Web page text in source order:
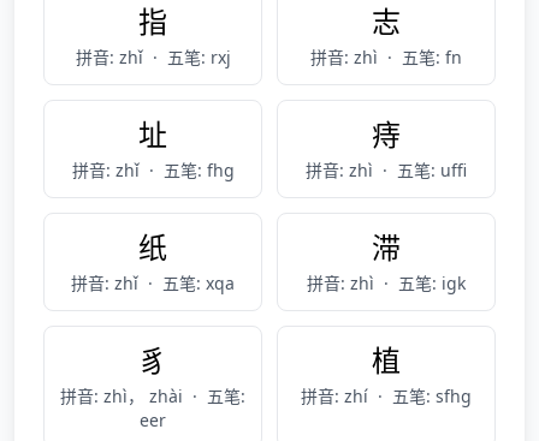
指
拼音: zhǐ · 五笔: rxj
志
拼音: zhì · 五笔: fn
址
拼音: zhǐ · 五笔: fhg
痔
拼音: zhì · 五笔: uffi
纸
拼音: zhǐ · 五笔: xqa
滞
拼音: zhì · 五笔: igk
豸
拼音: zhì， zhài · 五笔:
eer
植
拼音: zhí · 五笔: sfhg